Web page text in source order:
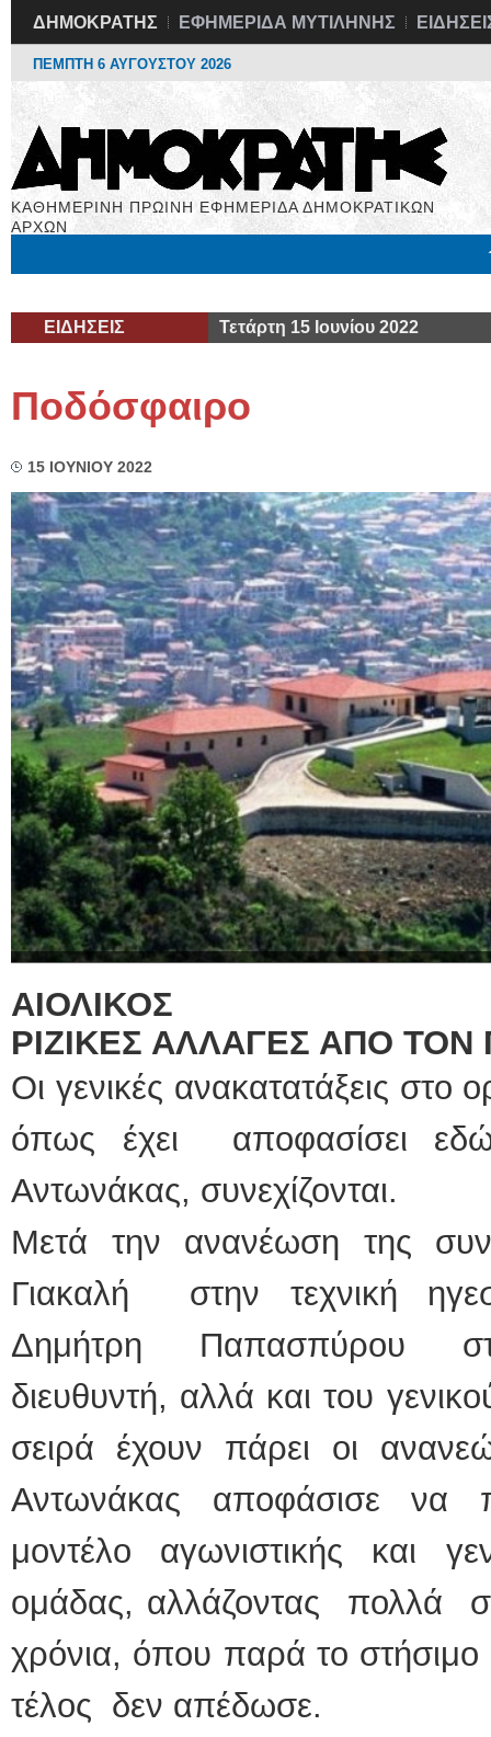
ΔΗΜΟΚΡΑΤΗΣ ΕΦΗΜΕΡΙΔΑ ΜΥΤΙΛΗΝΗΣ
ΠΕΜΠΤΗ 6 ΑΥΓΟΥΣΤΟΥ 2026
ΚΑΘΗΜΕΡΙΝΗ ΠΡΩΙΝΗ ΕΦΗΜΕΡΙΔΑ ΔΗΜΟΚΡΑΤΙΚΩΝ
ΑΡΧΩΝ
ΕΙΔΗΣΕΙΣ Τετάρτη 15 Ιουνίου 2022
Ποδόσφαιρο
15 ΙΟΥΝΙΟΥ 2022
ΑΙΟΛΙΚΟΣ
ΡΙΖΙΚΕΣ ΑΛΛΑΓΕΣ ΑΠΟ
Οι γενικές ανακατατάξεις στο
όπως έχει αποφασίσει
Αντωνάκας, συνεχίζονται.
Μετά την ανανέωση της
Γιακαλή στην τεχνική
Δημήτρη Παπασπύρου
διευθυντή, αλλά και του
σειρά έχουν πάρει οι
Αντωνάκας αποφάσισε να
μοντέλο αγωνιστικής και
ομάδας, αλλάζοντας πολλά
χρόνια, όπου παρά το στήσιμο
τέλος δεν απέδωσε.